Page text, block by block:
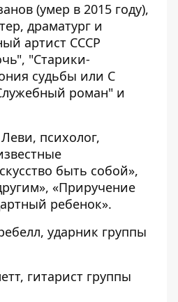
(умер в 2015 году),
драматург и
артист СССР
"Старики-
судьбы или С
роман" и
психолог,
быть собой»,
«Приручение
ребенок».
ударник группы
гитарист группы